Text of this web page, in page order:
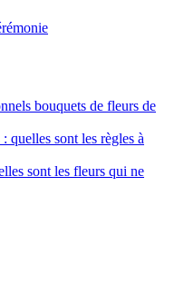
bouquets de fleurs de
quelles sont les règles à
sont les fleurs qui ne